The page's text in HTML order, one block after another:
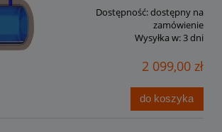
Dostępność:dostępny na
zamówienie
Wysyłka w:3 dni
2 099,00 zł
do koszyka